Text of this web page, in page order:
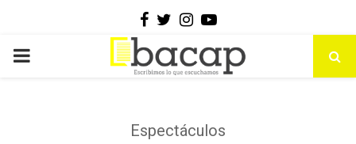
Facebook
Twitter
Instagram
Youtube
PRIMARY
Espectáculos